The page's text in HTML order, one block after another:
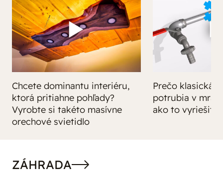
Chcete dominantu interiéru,
ktorá pritiahne pohľady?
Vyrobte si takéto masívne
orechové svietidlo
Prečo klasická
potrubia v
ako to vyriešiť
ZÁHRADA